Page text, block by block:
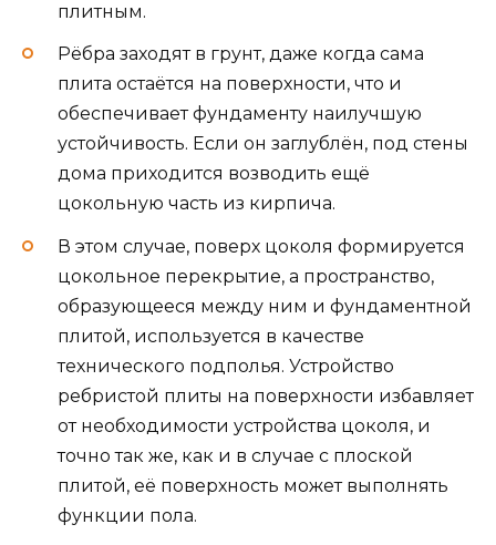
плитным.
Рёбра заходят в грунт, даже когда сама
плита остаётся на поверхности, что и
обеспечивает фундаменту наилучшую
устойчивость. Если он заглублён, под стены
дома приходится возводить ещё
цокольную часть из кирпича.
В этом случае, поверх цоколя формируется
цокольное перекрытие, а пространство,
образующееся между ним и фундаментной
плитой, используется в качестве
технического подполья. Устройство
ребристой плиты на поверхности избавляет
от необходимости устройства цоколя, и
точно так же, как и в случае с плоской
плитой, её поверхность может выполнять
функции пола.